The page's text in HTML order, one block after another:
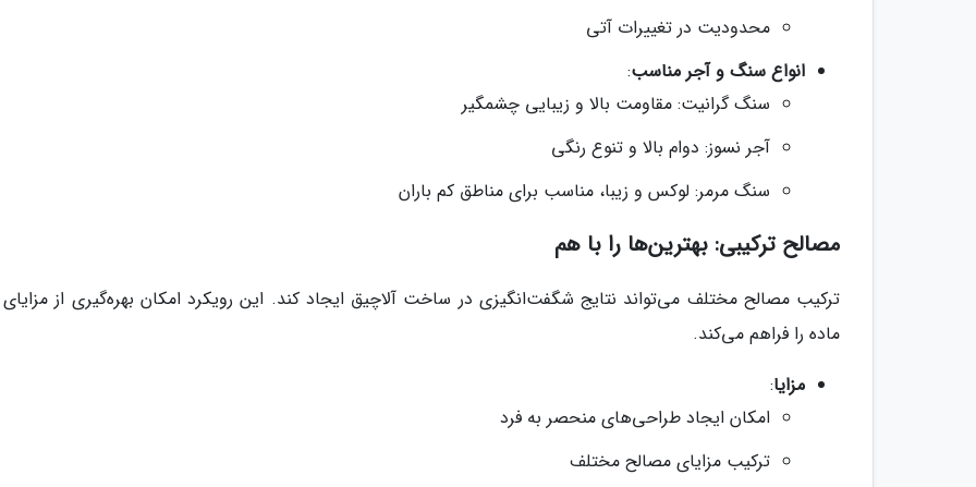
محدودیت در تغییرات آتی
انواع سنگ و آجر مناسب:
سنگ گرانیت: مقاومت بالا و زیبایی چشمگیر
آجر نسوز: دوام بالا و تنوع رنگی
سنگ مرمر: لوکس و زیبا، مناسب برای مناطق کم باران
مصالح ترکیبی: بهترین‌ها را با هم
ترکیب مصالح مختلف می‌تواند نتایج شگفت‌انگیزی در ساخت آلاچیق ایجاد کند. این رویکرد امکان بهره‌گیری از
ماده را فراهم می‌کند.
مزایا:
امکان ایجاد طراحی‌های منحصر به فرد
ترکیب مزایای مصالح مختلف